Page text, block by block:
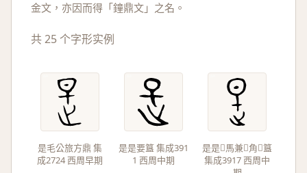
金文，亦因而得「鐘鼎文」之名。
共 25 个字形实例
是毛公旅方鼎 集
成2724 西周早期
是是要簋 集成391
1 西周中期
是是馬兼角簋
集成3917 西周中